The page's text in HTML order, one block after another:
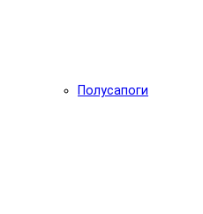
Полусапоги